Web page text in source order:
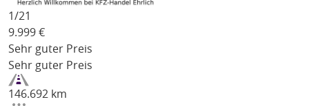
1/21
9.999 €
Sehr guter Preis
Sehr guter Preis
146.692 km